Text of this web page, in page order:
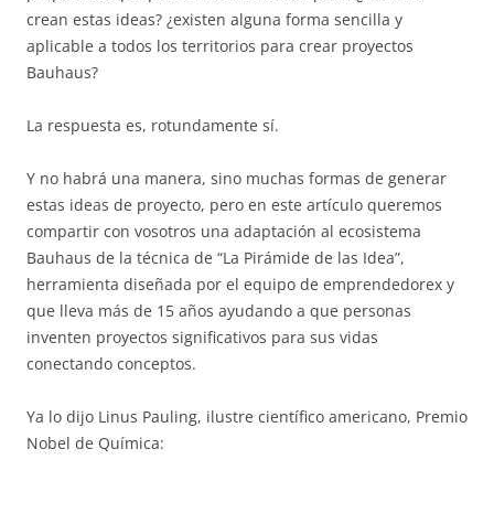
crean estas ideas? ¿existen alguna forma sencilla y
aplicable a todos los territorios para crear proyectos
Bauhaus?
La respuesta es, rotundamente sí.
Y no habrá una manera, sino muchas formas de generar
estas ideas de proyecto, pero en este artículo queremos
compartir con vosotros una adaptación al ecosistema
Bauhaus de la técnica de “La Pirámide de las Idea”,
herramienta diseñada por el equipo de emprendedorex y
que lleva más de 15 años ayudando a que personas
inventen proyectos significativos para sus vidas
conectando conceptos.
Ya lo dijo Linus Pauling, ilustre científico americano, Premio
Nobel de Química: